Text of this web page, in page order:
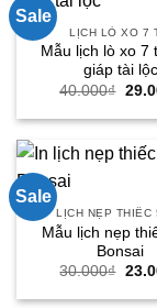
Sale
LỊCH LÒ XO 7
Mẫu lịch lò xo 7
giáp tài lộc
40.000₫ Giá
là:
Sale
LỊCH NẸP THIẾC
Mẫu lịch nẹp
Bonsai
30.000₫ Giá
là: